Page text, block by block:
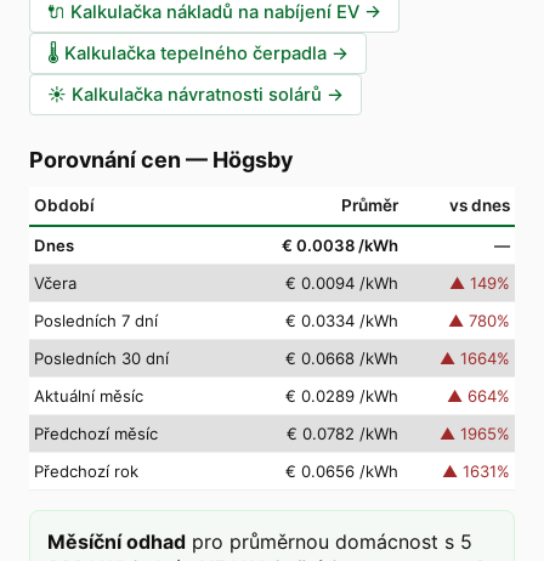
🔌 Kalkulačka nákladů na nabíjení EV →
🌡️ Kalkulačka tepelného čerpadla →
☀️ Kalkulačka návratnosti solárů →
Porovnání cen — Högsby
Období Průměr vs dnes
Dnes € 0.0038 /kWh
—
Včera
€ 0.0094 /kWh ▲ 149%
Posledních 7 dní
€ 0.0334 /kWh ▲ 780%
Posledních 30 dní
€ 0.0668 /kWh ▲ 1664%
Aktuální měsíc
€ 0.0289 /kWh ▲ 664%
Předchozí měsíc
€ 0.0782 /kWh ▲ 1965%
Předchozí rok
€ 0.0656 /kWh ▲ 1631%
Měsíční odhad pro průměrnou domácnost s 5